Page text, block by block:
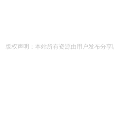
版权声明：本站所有资源由用户发布分